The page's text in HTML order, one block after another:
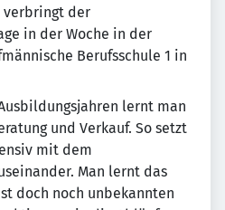
verbringt der
in der Woche in der
Berufsschule 1 in
lernt man
und Verkauf. So setzt
mit dem
Man lernt das
doch noch unbekannten